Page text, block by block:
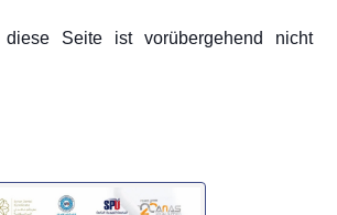
diese Seite ist vorübergehend nicht